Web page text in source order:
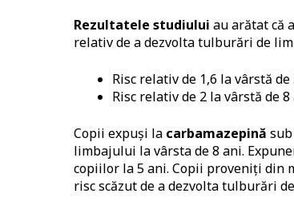
Rezultatele studiului au arătat că
relativ de a dezvolta tulburări de
Risc relativ de 1,6 la vârstă de
Risc relativ de 2 la vârstă de
Copii expuși la carbamazepină
limbajului la vârsta de 8 ani.
copiilor la 5 ani. Copii proveniți din
risc scăzut de a dezvolta tulburări